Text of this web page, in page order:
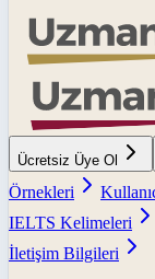
Ücretsiz Üye Ol
Örnekleri
IELTS Kelimeleri
İletişim Bilgileri